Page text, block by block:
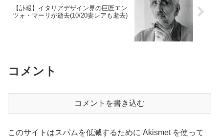
【訃報】イタリアデザイン界の巨匠エン
ツォ・マーリが逝去(10/20妻レアも逝去)
コメント
コメントを書き込む
このサイトはスパムを低減するために Akismet を使って